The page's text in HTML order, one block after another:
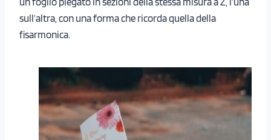
sull’altra, con una forma che ricorda quella della
fisarmonica.